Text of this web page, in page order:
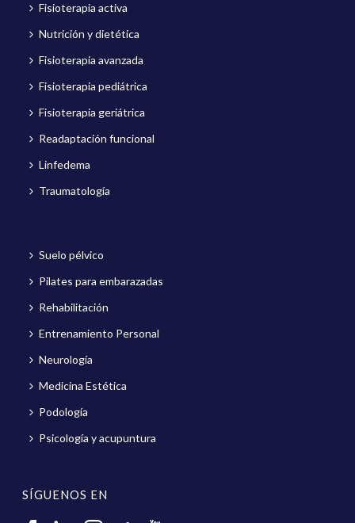
Fisioterapia activa
Nutrición y dietética
Fisioterapia avanzada
Fisioterapia pediátrica
Fisioterapia geriátrica
Readaptación funcional
Linfedema
Traumatología
Suelo pélvico
Pilates para embarazadas
Rehabilitación
Entrenamiento Personal
Neurología
Medicina Estética
Podología
Psicología y acupuntura
SÍGUENOS EN